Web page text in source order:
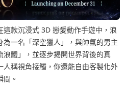
款沉浸式 3D 戀愛動作手遊中，浪
一名「深空獵人」，與帥氣的男主
體」，並逐步揭開世界背後的真
稱視角接觸，你還能自由客製化外
。